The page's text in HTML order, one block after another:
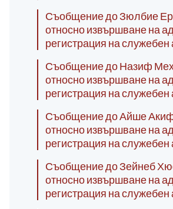
Съобщение до Зюлбие
относно извършване на
регистрация на служебен
Съобщение до Назиф
относно извършване на
регистрация на служебен
Съобщение до Айше
относно извършване на
регистрация на служебен
Съобщение до Зейнеб
относно извършване на
регистрация на служебен